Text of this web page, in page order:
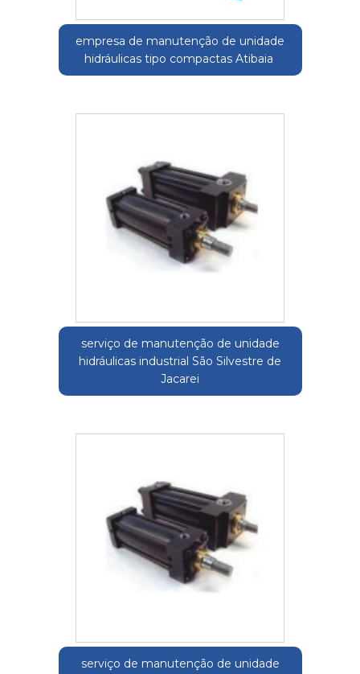
empresa de manutenção de unidade
hidráulicas tipo compactas Atibaia
serviço de manutenção de unidade
hidráulicas industrial São Silvestre de
Jacarei
serviço de manutenção de unidade